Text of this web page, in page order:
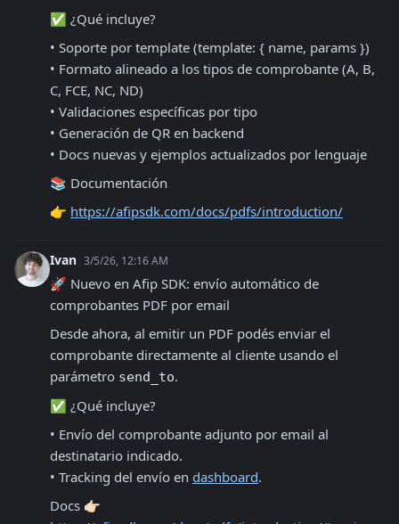
✅ ¿Qué incluye?
• Soporte por template (template: { name, params })
• Formato alineado a los tipos de comprobante (A, B,
C, FCE, NC, ND)
• Validaciones específicas por tipo
• Generación de QR en backend
• Docs nuevas y ejemplos actualizados por lenguaje
📚 Documentación
👉 https://afipsdk.com/docs/pdfs/introduction/
Ivan 3/5/26, 12:16 AM
🚀 Nuevo en Afip SDK: envío automático de
comprobantes PDF por email
Desde ahora, al emitir un PDF podés enviar el
comprobante directamente al cliente usando el
parámetro send_to.
✅ ¿Qué incluye?
• Envío del comprobante adjunto por email al
destinatario indicado.
• Tracking del envío en dashboard.